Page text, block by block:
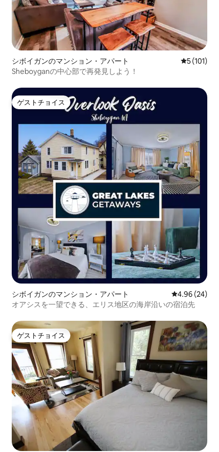
シボイガンのマンション・アパート レビュー
5 (101)
Sheboyganの中心部で再発見しよう！
ゲストチョイス
ゲストチョイス
シボイガンのマンション・アパート レビュー24
4.96 (24)
オアシスを一望できる、エリス地区の海岸沿いの宿泊先
ゲストチョイス
ゲストチョイス